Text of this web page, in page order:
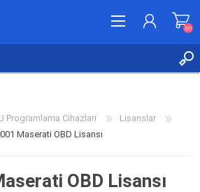
(0)
Programlama Cihazları
Lisanslar
Maserati OBD Lisansı
OBD Lisansı